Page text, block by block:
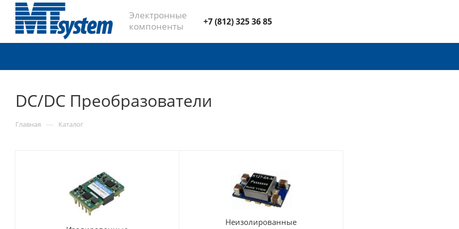
Электронные
компоненты
+7 (812) 325 36 85
DC/DC Преобразователи
Главная — Каталог
Неизолированные